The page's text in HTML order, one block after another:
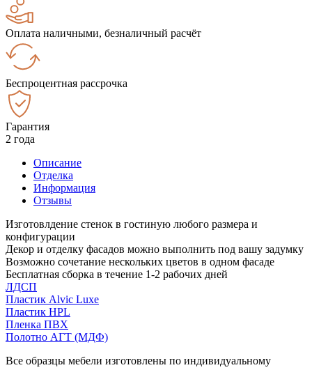
Оплата наличными, безналичный расчёт
Беспроцентная рассрочка
Гарантия
2 года
Описание
Отделка
Информация
Отзывы
Изготовлдение стенок в гостиную любого размера и
конфигурации
Декор и отделку фасадов можно выполнить под вашу задумку
Возможно сочетание нескольких цветов в одном фасаде
Бесплатная сборка в течение 1-2 рабочих дней
ЛДСП
Пластик Alvic Luxe
Пластик HPL
Пленка ПВХ
Полотно АГТ (МДФ)
Все образцы мебели изготовлены по индивидуальному